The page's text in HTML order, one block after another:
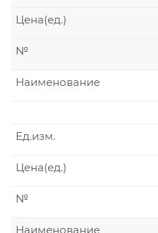
Цена(ед.)
№
Наименование
Ед.изм.
Цена(ед.)
№
Наименование